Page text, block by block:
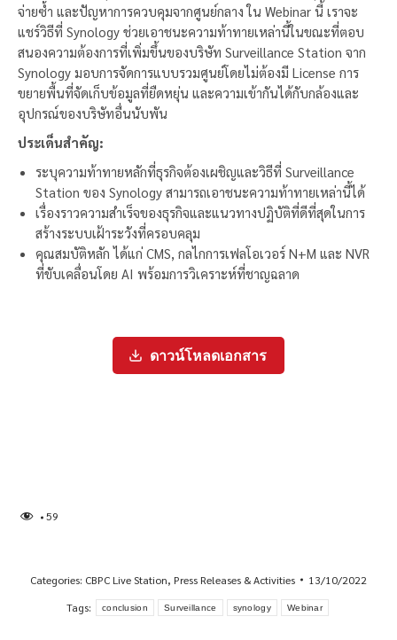
จ่ายซ้ำ และปัญหาการควบคุมจากศูนย์กลาง ใน Webinar นี้ เราจะ
แชร์วิธีที่ Synology ช่วยเอาชนะความท้าทายเหล่านี้ในขณะที่ตอบ
สนองความต้องการที่เพิ่มขึ้นของบริษัท Surveillance Station จาก
Synology มอบการจัดการแบบรวมศูนย์โดยไม่ต้องมี License การ
ขยายพื้นที่จัดเก็บข้อมูลที่ยืดหยุ่น และความเข้ากันได้กับกล้องและ
อุปกรณ์ของบริษัทอื่นนับพัน
ประเด็นสำคัญ:
ระบุความท้าทายหลักที่ธุรกิจต้องเผชิญและวิธีที่ Surveillance
Station ของ Synology สามารถเอาชนะความท้าทายเหล่านี้ได้
เรื่องราวความสำเร็จของธุรกิจและแนวทางปฏิบัติที่ดีที่สุดในการ
สร้างระบบเฝ้าระวังที่ครอบคลุม
คุณสมบัติหลัก ได้แก่ CMS, กลไกการเฟลโอเวอร์ N+M และ NVR
ที่ขับเคลื่อนโดย AI พร้อมการวิเคราะห์ที่ชาญฉลาด
ดาวน์โหลดเอกสาร
59
Categories: CBPC Live Station, Press Releases & Activities
13/10/2022
Tags:
conclusion Surveillance synology Webinar